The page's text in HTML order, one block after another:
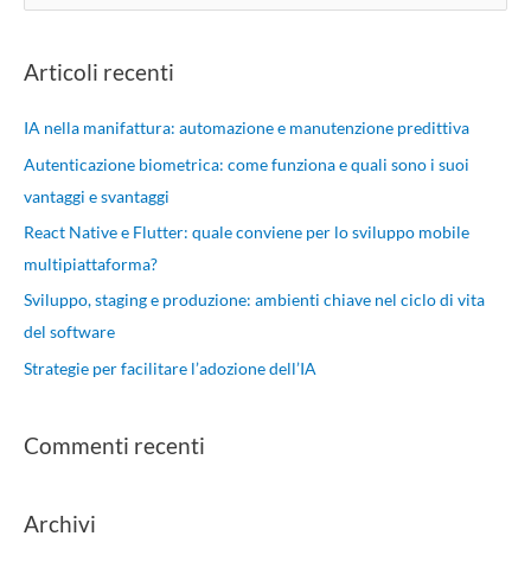
c
a
Articoli recenti
IA nella manifattura: automazione e manutenzione predittiva
Autenticazione biometrica: come funziona e quali sono i suoi
vantaggi e svantaggi
React Native e Flutter: quale conviene per lo sviluppo mobile
multipiattaforma?
Sviluppo, staging e produzione: ambienti chiave nel ciclo di vita
del software
Strategie per facilitare l’adozione dell’IA
Commenti recenti
Archivi